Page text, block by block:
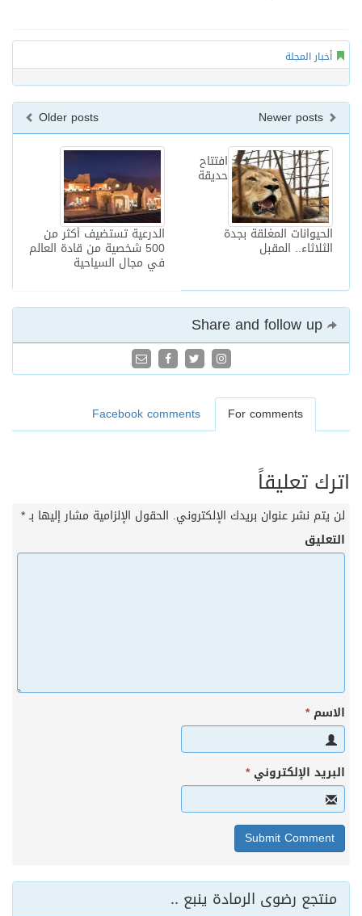
أخبار المجلة
Older posts
الدرعية تستضيف أكثر من
500 شخصية من قادة العالم
في مجال السياحية
افتتاح
حديقة
الحيوانات المغلقة بجدة
الثلاثاء.. المقبل
For comments
Facebook comments
اترك تعليقاً
لن يتم نشر عنوان بريدك الإلكتروني. الحقول الإلزامية مشار إليها بـ*
التعليق
الاسم*
البريد الإلكتروني*
منتجع رضوى الرمادة ينبع ..